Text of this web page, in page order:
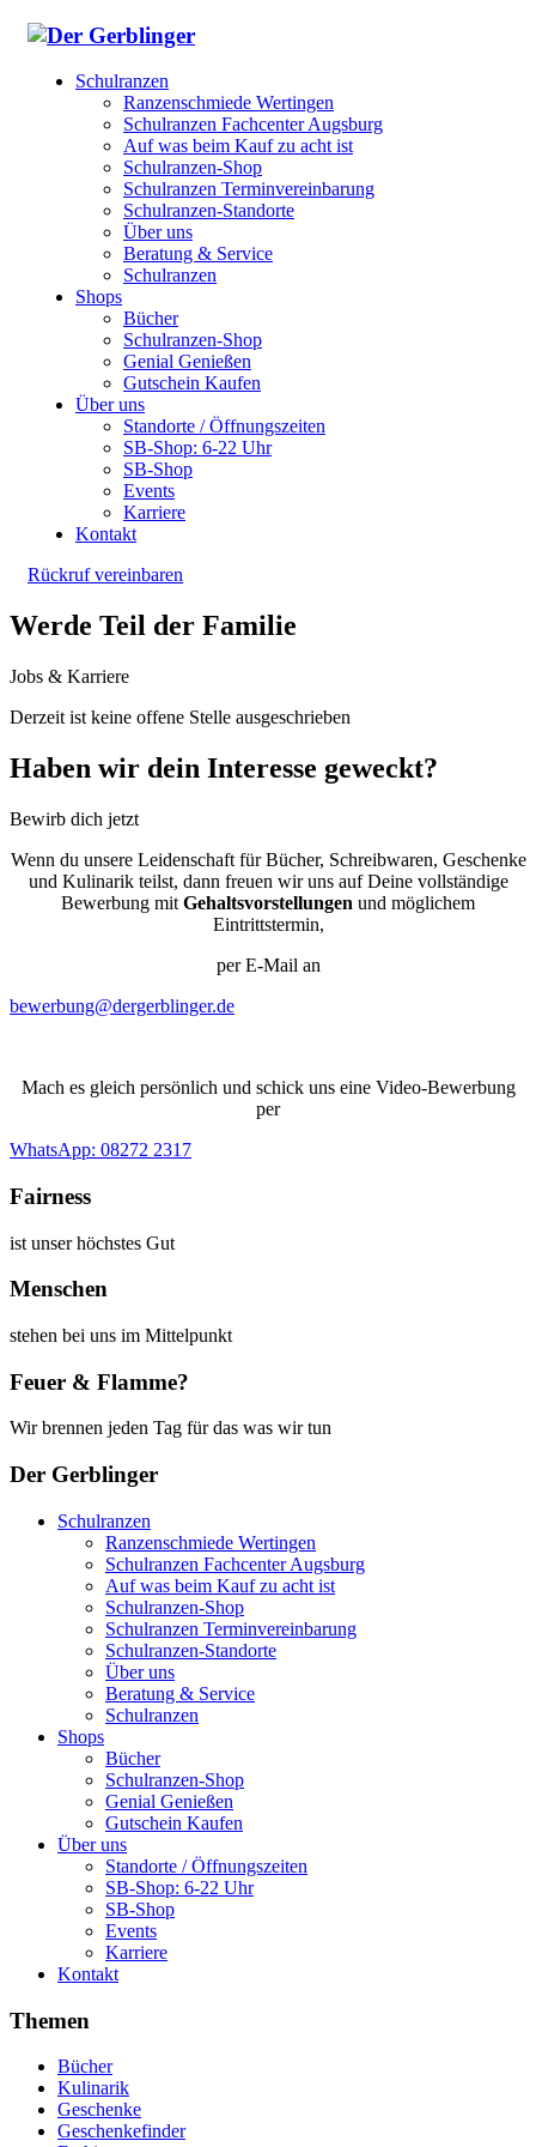
Schulranzen
Ranzenschmiede Wertingen
Schulranzen Fachcenter Augsburg
Auf was beim Kauf zu acht ist
Schulranzen-Shop
Schulranzen Terminvereinbarung
Schulranzen-Standorte
Über uns
Beratung & Service
Schulranzen
Shops
Bücher
Schulranzen-Shop
Genial Genießen
Gutschein Kaufen
Über uns
Standorte / Öffnungszeiten
SB-Shop: 6-22 Uhr
SB-Shop
Events
Karriere
Kontakt
Rückruf vereinbaren
Werde Teil der Familie
Jobs & Karriere
Derzeit ist keine offene Stelle ausgeschrieben
Haben wir dein Interesse geweckt?
Bewirb dich jetzt
Wenn du unsere Leidenschaft für Bücher, Schreibwaren, Geschenke
und Kulinarik teilst, dann freuen wir uns auf Deine vollständige
Bewerbung mit Gehaltsvorstellungen und möglichem
Eintrittstermin,
per E-Mail an
bewerbung@dergerblinger.de
Mach es gleich persönlich und schick uns eine Video-Bewerbung
per
WhatsApp: 08272 2317
Fairness
ist unser höchstes Gut
Menschen
stehen bei uns im Mittelpunkt
Feuer & Flamme?
Wir brennen jeden Tag für das was wir tun
Der Gerblinger
Schulranzen
Ranzenschmiede Wertingen
Schulranzen Fachcenter Augsburg
Auf was beim Kauf zu acht ist
Schulranzen-Shop
Schulranzen Terminvereinbarung
Schulranzen-Standorte
Über uns
Beratung & Service
Schulranzen
Shops
Bücher
Schulranzen-Shop
Genial Genießen
Gutschein Kaufen
Über uns
Standorte / Öffnungszeiten
SB-Shop: 6-22 Uhr
SB-Shop
Events
Karriere
Kontakt
Themen
Bücher
Kulinarik
Geschenke
Geschenkefinder